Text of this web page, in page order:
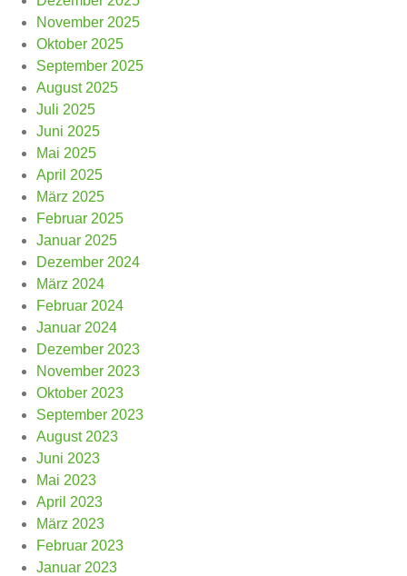
November 2025
Oktober 2025
September 2025
August 2025
Juli 2025
Juni 2025
Mai 2025
April 2025
März 2025
Februar 2025
Januar 2025
Dezember 2024
März 2024
Februar 2024
Januar 2024
Dezember 2023
November 2023
Oktober 2023
September 2023
August 2023
Juni 2023
Mai 2023
April 2023
März 2023
Februar 2023
Januar 2023